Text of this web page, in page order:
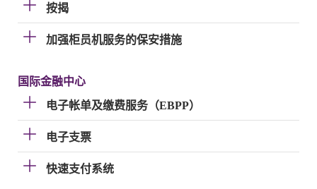
按揭
加强柜员机服务的保安措施
国际金融中心
电子帐单及缴费服务（EBPP）
电子支票
快速支付系统